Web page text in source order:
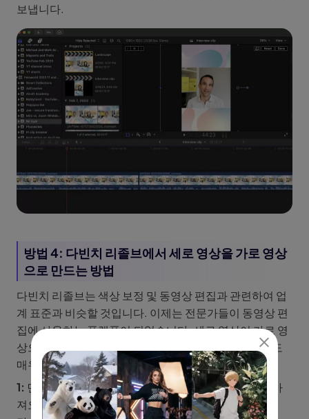
보냅니다.
방법 4: 다빈치 리졸브에서 세로 영상을 가로 영상
으로 만드는 방법
다빈치 리졸브는 색상 보정 및 동영상 편집과 관련하여 업
계 표준과 비슷할 것입니다. 이제는 전문가들이 동영상 편
집에 사용하는 플랫폼이 되었습니다. 세로 영상이 가로 영
상으로 변환되는 문제를 해결하기 위해 다빈치 리졸브도
매우 유용할 것입니다.
1: 먼저, 컴퓨터에서 다빈치 리졸브를 실행하고 파일 > 가
져오기 > 미디어를 클릭하여 세로 동영상을 업로드합니